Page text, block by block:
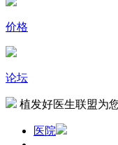
价格
论坛
植发好医生联盟为
医院